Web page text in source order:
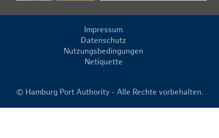
Impressum
Datenschutz
Nutzungsbedingungen
Netiquette
© Hamburg Port Authority - Alle Rechte vorbehalten.